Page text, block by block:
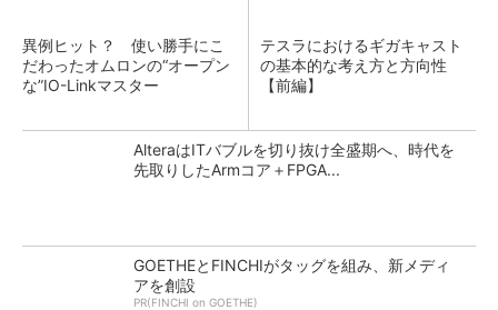
異例ヒット？ 使い勝手にこ
だわったオムロンの“オープン
な”IO-Linkマスター
テスラにおけるギガキャスト
の基本的な考え方と方向性
【前編】
AlteraはITバブルを切り抜け全盛期へ、時代を
先取りしたArmコア＋FPGA...
GOETHEとFINCHIがタッグを組み、新メディ
アを創設
PR(FINCHI on GOETHE)